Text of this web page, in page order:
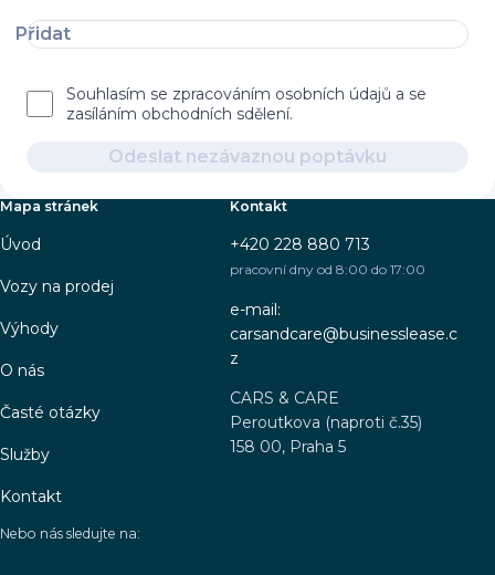
Přidat
Souhlasím se zpracováním osobních údajů a se
zasíláním obchodních sdělení.
Odeslat nezávaznou poptávku
Mapa stránek
Úvod
Vozy na prodej
Výhody
O nás
Časté otázky
Služby
Kontakt
Kontakt
+420 228 880 713
pracovní dny od 8:00 do 17:00
e-mail:
carsandcare@businesslease.c
z
CARS & CARE
Peroutkova (naproti č.35)
158 00, Praha 5
Nebo nás sledujte na: